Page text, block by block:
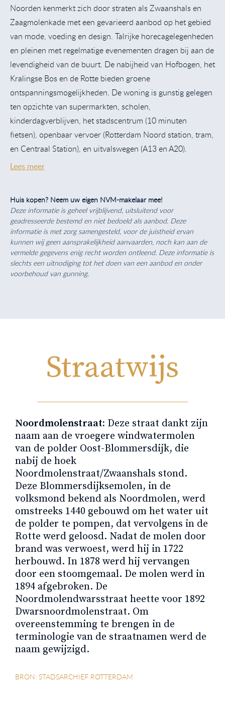
Noorden kenmerkt zich door straten als Zwaanshals en
Zaagmolenkade met een gevarieerd aanbod op het gebied
van mode, voeding en design. Talrijke horecagelegenheden
en pleinen met regelmatige evenementen dragen bij aan de
levendigheid van de buurt. De nabijheid van Hofbogen, het
Kralingse Bos en de Rotte bieden groene
ontspanningsmogelijkheden. De woning is gunstig gelegen
ten opzichte van supermarkten, scholen,
kinderdagverblijven, het stadscentrum (10 minuten
fietsen), openbaar vervoer (Rotterdam Noord station, tram,
en Centraal Station), en uitvalswegen (A13 en A20).
Lees meer
Huis kopen? Neem uw eigen NVM-makelaar mee!
Deze informatie is geheel vrijblijvend, uitsluitend voor
geadresseerde bestemd en niet bedoeld als aanbod. Deze
informatie is met zorg samengesteld, voor de juistheid ervan
kunnen wij geen aansprakelijkheid aanvaarden, noch kan aan de
vermelde gegevens enig recht worden ontleend. Deze informatie is
slechts een uitnodiging tot het doen van een aanbod en onder
voorbehoud van gunning.
Straatwijs
Noordmolenstraat: Deze straat dankt zijn
naam aan de vroegere windwatermolen
van de polder Oost-Blommersdijk, die
nabij de hoek
Noordmolenstraat/Zwaanshals stond.
Deze Blommersdijksemolen, in de
volksmond bekend als Noordmolen, werd
omstreeks 1440 gebouwd om het water uit
de polder te pompen, dat vervolgens in de
Rotte werd geloosd. Nadat de molen door
brand was verwoest, werd hij in 1722
herbouwd. In 1878 werd hij vervangen
door een stoomgemaal. De molen werd in
1894 afgebroken. De
Noordmolendwarsstraat heette voor 1892
Dwarsnoordmolenstraat. Om
overeenstemming te brengen in de
terminologie van de straatnamen werd de
naam gewijzigd.
BRON: STADSARCHIEF ROTTERDAM